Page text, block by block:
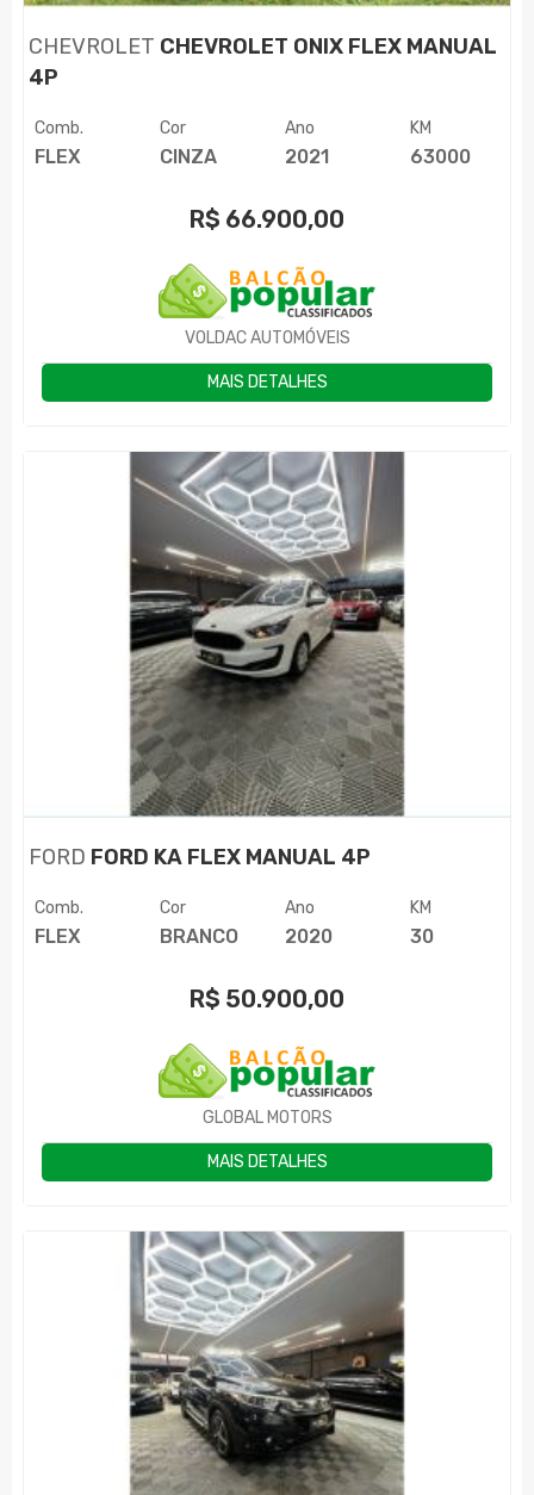
CHEVROLET CHEVROLET ONIX FLEX MANUAL
4P
Comb.
FLEX
Cor
CINZA
Ano
2021
KM
63000
R$ 66.900,00
VOLDAC AUTOMÓVEIS
MAIS DETALHES
FORD FORD KA FLEX MANUAL 4P
Comb.
FLEX
Cor
BRANCO
Ano
2020
KM
30
R$ 50.900,00
GLOBAL MOTORS
MAIS DETALHES